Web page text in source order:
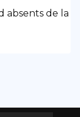
absents de la